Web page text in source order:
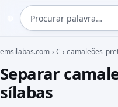
Procurar palavra
emsilabas.com › C ›camaleões-
Separar
sílabas